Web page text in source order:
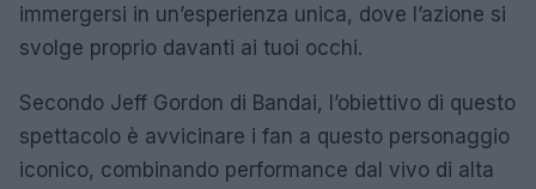
immergersi in un’esperienza unica, dove l’azione si
svolge proprio davanti ai tuoi occhi.
Secondo Jeff Gordon di Bandai, l’obiettivo di questo
spettacolo è avvicinare i fan a questo personaggio
iconico, combinando performance dal vivo di alta